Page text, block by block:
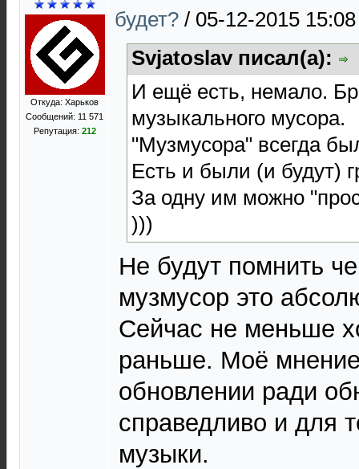
Откуда: Харьков
Сообщений: 11 571
Репутация: 212
будет? / 05-12-2015 15:08
Svjatoslav писал(а):
И ещё есть, немало.
музыкального мусора.
"Музмусора" всегда
Есть и были (и будут)
За одну им можно
)))
Не будут помнить
музмусор это
Сейчас не меньше
раньше. Моё
обновлении ради
справедливо и для
музыки.